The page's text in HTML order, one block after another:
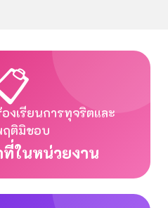
งเรียนการทุจริตและ
ฤติมิชอบ
ที่ในหน่วยงาน